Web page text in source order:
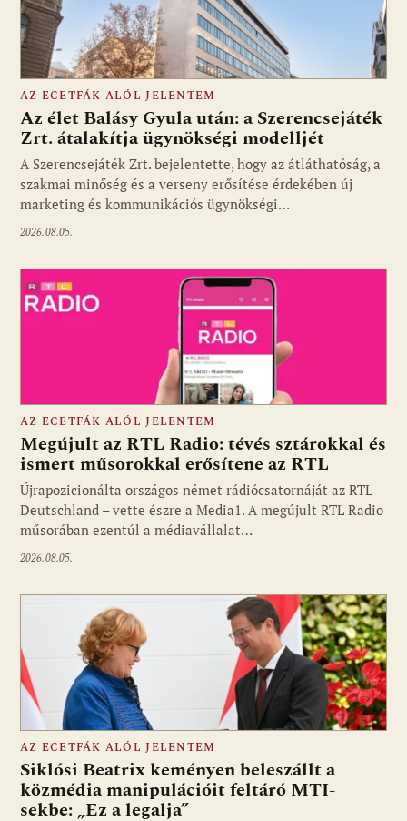
Fotó: media1.hu
AZ ECETFÁK ALÓL JELENTEM
Az élet Balásy Gyula után: a Szerencsejáték
Zrt. átalakítja ügynökségi modelljét
A Szerencsejáték Zrt. bejelentette, hogy az átláthatóság, a
szakmai minőség és a verseny erősítése érdekében új
marketing és kommunikációs ügynökségi…
2026.08.05.
Fotó: media1.hu
AZ ECETFÁK ALÓL JELENTEM
Megújult az RTL Radio: tévés sztárokkal és
ismert műsorokkal erősítene az RTL
Újrapozicionálta országos német rádiócsatornáját az RTL
Deutschland – vette észre a Media1. A megújult RTL Radio
műsorában ezentúl a médiavállalat…
2026.08.05.
Fotó: media1.hu
AZ ECETFÁK ALÓL JELENTEM
Siklósi Beatrix keményen beleszállt a
közmédia manipulációit feltáró MTI-
sekbe: „Ez a legalja”